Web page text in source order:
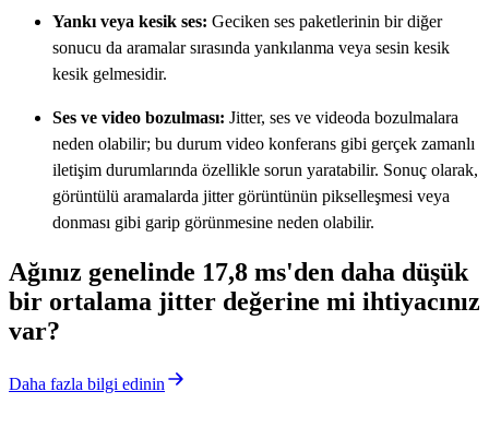
Yankı veya kesik ses: Geciken ses paketlerinin bir diğer
sonucu da aramalar sırasında yankılanma veya sesin kesik
kesik gelmesidir.
Ses ve video bozulması: Jitter, ses ve videoda bozulmalara
neden olabilir; bu durum video konferans gibi gerçek zamanlı
iletişim durumlarında özellikle sorun yaratabilir. Sonuç olarak,
görüntülü aramalarda jitter görüntünün pikselleşmesi veya
donması gibi garip görünmesine neden olabilir.
Ağınız genelinde 17,8 ms'den daha düşük
bir ortalama jitter değerine mi ihtiyacınız
var?
Daha fazla bilgi edinin